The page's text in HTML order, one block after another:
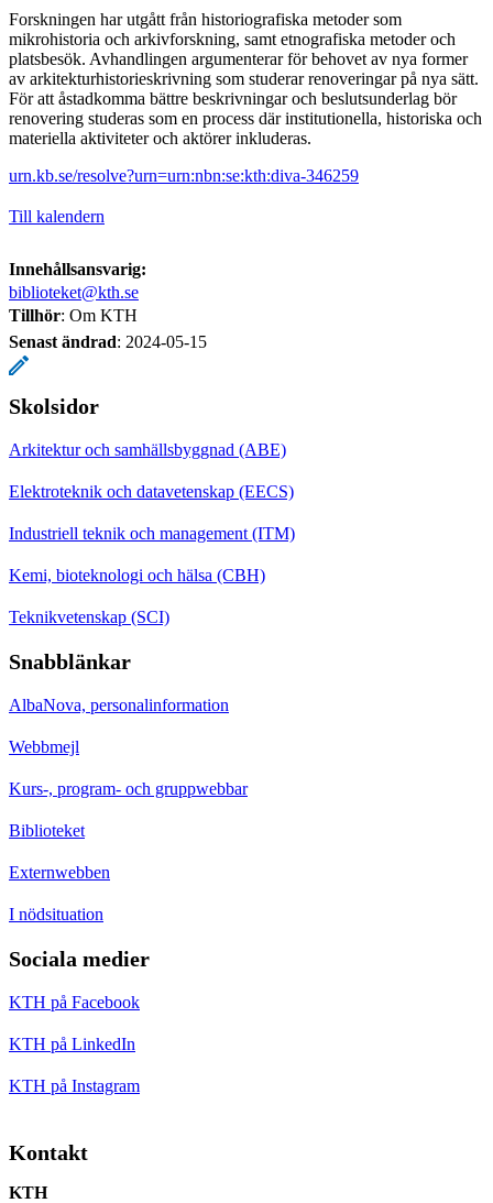
Forskningen har utgått från historiografiska metoder som
mikrohistoria och arkivforskning, samt etnografiska metoder och
platsbesök. Avhandlingen argumenterar för behovet av nya former
av arkitekturhistorieskrivning som studerar renoveringar på nya sätt.
För att åstadkomma bättre beskrivningar och beslutsunderlag bör
renovering studeras som en process där institutionella, historiska och
materiella aktiviteter och aktörer inkluderas.
urn.kb.se/resolve?urn=urn:nbn:se:kth:diva-346259
Till kalendern
Innehållsansvarig:
biblioteket@kth.se
Tillhör: Om KTH
Senast ändrad: 2024-05-15
Skolsidor
Arkitektur och samhällsbyggnad (ABE)
Elektroteknik och datavetenskap (EECS)
Industriell teknik och management (ITM)
Kemi, bioteknologi och hälsa (CBH)
Teknikvetenskap (SCI)
Snabblänkar
AlbaNova, personalinformation
Webbmejl
Kurs-, program- och gruppwebbar
Biblioteket
Externwebben
I nödsituation
Sociala medier
KTH på Facebook
KTH på LinkedIn
KTH på Instagram
Kontakt
KTH